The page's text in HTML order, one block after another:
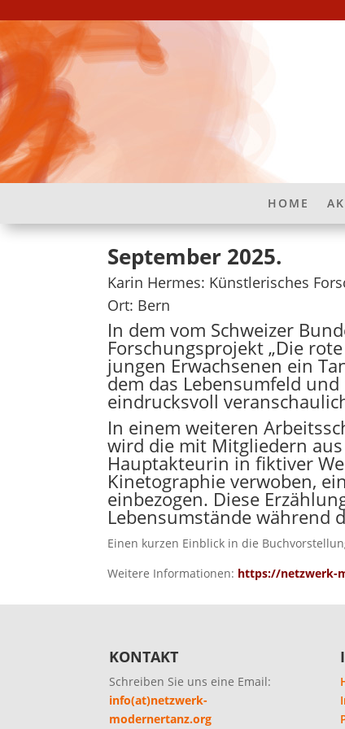
HOME
September 2025.
Karin Hermes: Künstlerisches
Ort: Bern
In dem vom Schweizer
Forschungsprojekt „Die
jungen Erwachsenen ein
dem das Lebensumfeld
eindrucksvoll
In einem weiteren
wird die mit Mitgliedern
Hauptakteurin in fiktiver
Kinetographie verwoben,
einbezogen. Diese
Lebensumstände während
Einen kurzen Einblick in die
Weitere Informationen: https://netzwerk-
KONTAKT
Schreiben Sie uns eine Email:
info(at)netzwerk-
modernertanz.org